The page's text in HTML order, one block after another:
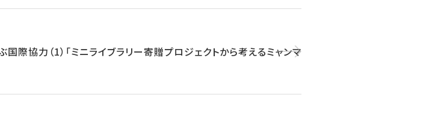
国際協力（1）「ミニライブラリー寄贈プロジェクトから考えるミャンマ